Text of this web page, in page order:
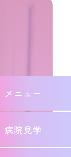
メニュー
病院見学